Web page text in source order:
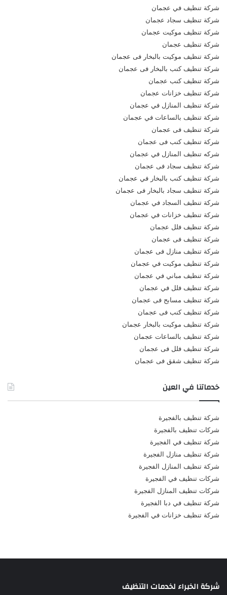
شركة تنظيف في عجمان
شركة تنظيف سجاد عجمان
شركة تنظيف موكيت عجمان
شركة تنظيف عجمان
شركة تنظيف موكيت بالبخار فى عجمان
شركة تنظيف كنب بالبخار فى عجمان
شركة تنظيف كنب عجمان
شركة تنظيف خزانات عجمان
شركة تنظيف المنازل في عجمان
شركة تنظيف بالساعات في عجمان
شركة تنظيف فى عجمان
شركة تنظيف كنب فى عجمان
شركه تنظيف المنازل في عجمان
شركة تنظيف سجاد فى عجمان
شركة تنظيف كنب بالبخار في عجمان
شركة تنظيف سجاد بالبخار فى عجمان
شركة تنظيف السجاد في عجمان
شركة تنظيف خزانات في عجمان
شركة تنظيف فلل عجمان
شركة تنظيف فى عجمان
شركة تنظيف منازل فى عجمان
شركة تنظيف موكيت في عجمان
شركة تنظيف مباني في عجمان
شركة تنظيف فلل في عجمان
شركة تنظيف مسابح فى عجمان
شركة تنظيف كنب فى عجمان
شركة تنظيف موكيت بالبخار عجمان
شركة تنظيف بالساعات عجمان
شركة تنظيف فلل فى عجمان
شركة تنظيف شقق فى عجمان
خدماتنا في العين
شركة تنظيف بالفجيرة
شركات تنظيف بالفجيرة
شركة تنظيف في الفجيرة
شركة تنظيف منازل الفجيرة
شركة تنظيف المنازل الفجيرة
شركات تنظيف في الفجيرة
شركات تنظيف المنازل الفجيرة
شركة تنظيف في دبا الفجيرة
شركة تنظيف خزانات في الفجيرة
شركة الخبراء لخدمات التنظيف